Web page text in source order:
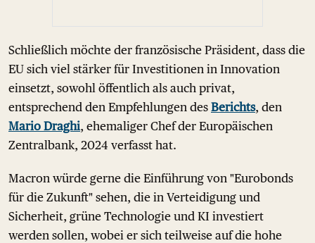
Schließlich möchte der französische Präsident, dass die
EU sich viel stärker für Investitionen in Innovation
einsetzt, sowohl öffentlich als auch privat,
entsprechend den Empfehlungen des Berichts, den
Mario Draghi, ehemaliger Chef der Europäischen
Zentralbank, 2024 verfasst hat.
Macron würde gerne die Einführung von "Eurobonds
für die Zukunft" sehen, die in Verteidigung und
Sicherheit, grüne Technologie und KI investiert
werden sollen, wobei er sich teilweise auf die hohe